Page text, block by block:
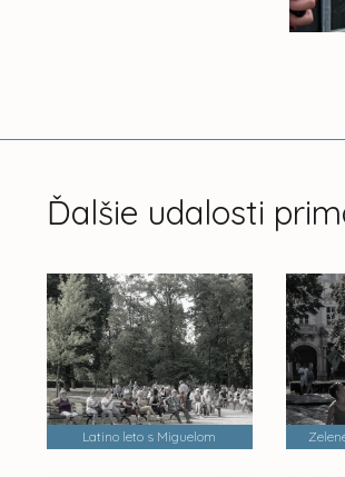
Ďalšie udalosti
Latino leto s Miguelom